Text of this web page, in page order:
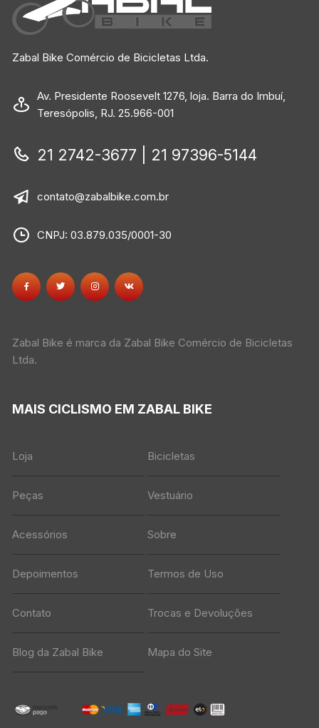
Zabal Bike Comércio de Bicicletas Ltda.
Av. Presidente Roosevelt 1276, loja. Barra do Imbuí,
Teresópolis, RJ. 25.966-001
21 2742-3677 | 21 97396-5144
contato@zabalbike.com.br
CNPJ: 03.879.035/0001-30
Zabal Bike é marca da Zabal Bike Comércio de Bicicletas
Ltda.
MAIS CICLISMO EM ZABAL BIKE
Loja Bicicletas
Peças Vestuário
Acessórios Sobre
Depoimentos Termos de Uso
Contato Trocas e Devoluções
Blog da Zabal Bike Mapa do Site